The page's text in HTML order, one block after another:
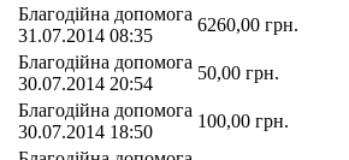
Благодійна допомога
31.07.2014 08:35
6260,00 грн.
Благодійна допомога
30.07.2014 20:54
50,00 грн.
Благодійна допомога
30.07.2014 18:50
100,00 грн.